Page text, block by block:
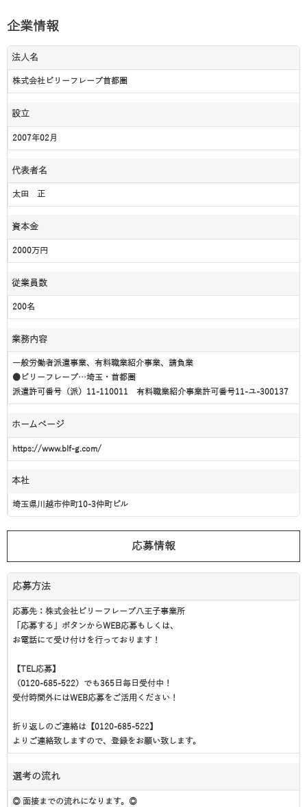
企業情報
法人名
株式会社ビリーフレーブ首都圏
設立
2007年02月
代表者名
太田 正
資本金
2000万円
従業員数
200名
業務内容
一般労働者派遣事業、有料職業紹介事業、請負業
●ビリーフレーブ…埼玉・首都圏
派遣許可番号（派）11-110011 有料職業紹介事業許可番号11-ユ-300137
ホームページ
https://www.blf-g.com/
本社
埼玉県川越市仲町10-3仲町ビル
応募情報
応募方法
応募先：株式会社ビリーフレーブ八王子事業所
「応募する」ボタンからWEB応募もしくは、
お電話にて受け付けを行っております！
【TEL応募】
（0120-685-522）でも365日毎日受付中！
受付時間外にはWEB応募をご活用ください！
折り返しのご連絡は【0120-685-522】
よりご連絡致しますので、登録をお願い致します。
選考の流れ
◎ 面接までの流れになります。◎